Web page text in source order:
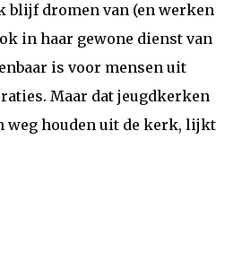
blijf dromen van (en werken
in haar gewone dienst van
is voor mensen uit
Maar dat jeugdkerken
weg houden uit de kerk, lijkt